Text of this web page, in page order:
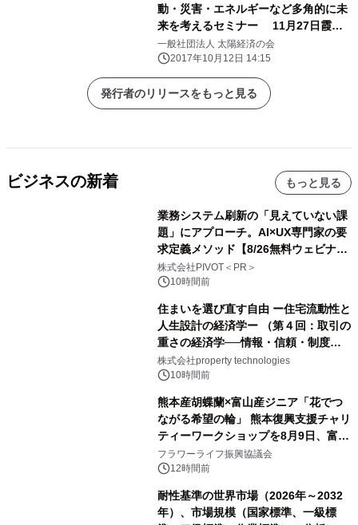
動・災害・エネルギーなど多角的に未
来を考えるセミナー 11月27日霞が
関にて開催
一般社団法人 太陽経済の会
2017年10月12日 14:15
発行者のリリースをもっと見る
ビジネスの新着 もっと見る
業務システム刷新の「見えていない課
題」にアプローチ。AI×UX専門家の要
求定義メソッド【8/26無料ウェビナ
ー】株式会社PIVOT
株式会社PIVOT＜PR＞
10時間前
住まいを選び直す自由 ー住宅流動性と
人生設計の経済学ー （第４回：取引の
重さの経済学──情報・信頼・制度を
PropTechはどう組み替えるか）｜
PropTech-Lab
株式会社property technologies
10時間前
熊本産胡蝶蘭×富山産ジニア「花でつ
ながる希望の輪」 熊本復興支援チャリ
ティーワークショップを8月9日、富
山・射水で開催
フラワーライフ振興協議会
12時間前
耐性基準の世界市場（2026年～2032
年）、市場規模（国家標準、一級標